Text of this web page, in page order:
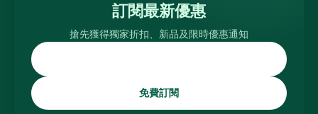
訂閱最新優惠
搶先獲得獨家折扣、新品及限時優惠通知
免費訂閱